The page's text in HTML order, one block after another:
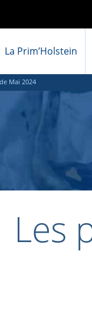
La Prim’Holstein
Mai 2024
Les